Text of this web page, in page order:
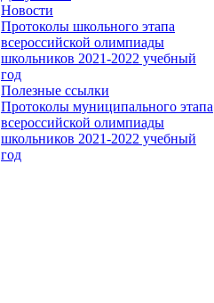
Новости
Протоколы школьного этапа
всероссийской олимпиады
школьников 2021-2022 учебный
год
Полезные ссылки
Протоколы муниципального этапа
всероссийской олимпиады
школьников 2021-2022 учебный
год